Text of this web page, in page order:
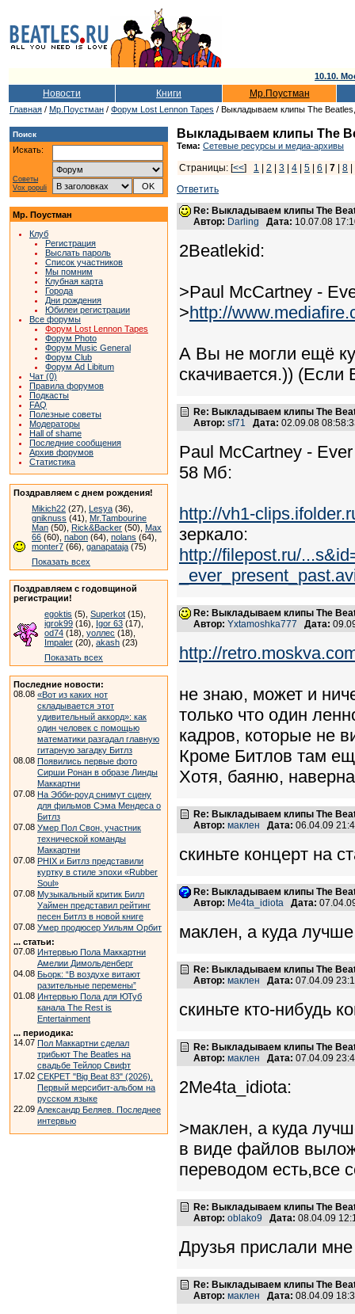
10.10.
Новости Книги Мр.Поустман
Главная / Мр.Поустман / Форум Lost Lennon Tapes / Выкладываем клипы The
Поиск
Искать:
Советы
Vox populi
Мр. Поустман
Клуб
Регистрация
Выслать пароль
Список участников
Мы помним
Клубная карта
Города
Дни рождения
Юбилеи регистрации
Все форумы
Форум Lost Lennon Tapes
Форум Photo
Форум Music General
Форум Club
Форум Ad Libitum
Чат (0)
Правила форумов
Подкасты
FAQ
Полезные советы
Модераторы
Hall of shame
Последние сообщения
Архив форумов
Статистика
Поздравляем с днем рождения!
Mikich22 (27), Lesya (36),
gniknuss (41), Mr.Tambourine
Man (50), Rick&Backer (50), Max
66 (60), nabon (64), nolans (64),
monter7 (66), ganapataja (75)
Показать всех
Поздравляем с годовщиной
регистрации!
egoktis (5), Superkot (15),
igrok99 (16), Igor 63 (17),
od74 (18), уоллес (18),
Impaler (20), akash (23)
Показать всех
Последние новости:
08.08 «Вот из каких нот
складывается этот
удивительный аккорд»: как
один человек с помощью
математики разгадал главную
гитарную загадку Битлз
08.08 Появились первые фото
Сирши Ронан в образе Линды
Маккартни
07.08 На Эбби-роуд снимут сцену
для фильмов Сэма Мендеса о
Битлз
07.08 Умер Пол Свон, участник
технической команды
Маккартни
07.08 PHIX и Битлз представили
куртку в стиле эпохи «Rubber
Soul»
07.08 Музыкальный критик Билл
Уаймен представил рейтинг
песен Битлз в новой книге
07.08 Умер продюсер Уильям Орбит
... статьи:
07.08 Интервью Пола Маккартни
Амелии Димольденберг
04.08 Бьорк: “В воздухе витают
разительные перемены”
01.08 Интервью Пола для ЮТуб
канала The Rest is
Entertainment
... периодика:
14.07 Пол Маккартни сделал
трибьют The Beatles на
свадьбе Тейлор Свифт
17.02 СЕКРЕТ "Big Beat 83" (2026).
Первый мерсибит-альбом на
русском языке
22.09 Александр Беляев. Последнее
интервью
Выкладываем клипы The
Тема: Сетевые ресурсы и медиа-архивы
Страницы: [<<] 1 2 3 4 5 6 7 8
Ответить
Re: Выкладываем клипы The
Автор: Darling Дата: 10.07.08
2Beatlekid:
>Paul McCartney -
>http://
А Вы не могли ещё
скачивается.)) (Если
Re: Выкладываем клипы The
Автор: sf71 Дата: 02.09.08
Paul McCartney -
58 Мб:
http://vh1-
зеркало:
http://filepost.ru/
Re: Выкладываем клипы The
Автор: Yxtamoshka777 Дата:
http://
не знаю, может и
только что один
кадров, которые не
Кроме Битлов там
Хотя, баяню,
Re: Выкладываем клипы The
Автор: маклен Дата: 06.04.09
скиньте концерт на
Re: Выкладываем клипы The
Автор: Me4ta_idiota Дата:
маклен, а куда
Re: Выкладываем клипы The
Автор: маклен Дата: 07.04.09
скиньте кто-нибудь
Re: Выкладываем клипы The
Автор: маклен Дата: 07.04.09
2Me4ta_idiota:
>маклен, а куда
в виде файлов
переводом есть,все
Re: Выкладываем клипы The
Автор: oblako9 Дата: 08.04.09
Друзья прислали
Re: Выкладываем клипы The
Автор: маклен Дата: 08.04.09